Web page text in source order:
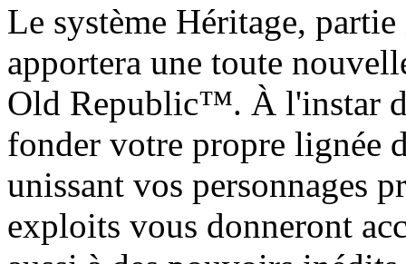
Le système Héritage,
apportera une toute
Old Republic™. À l'instar
fonder votre propre lignée
unissant vos personnages
exploits vous donneront